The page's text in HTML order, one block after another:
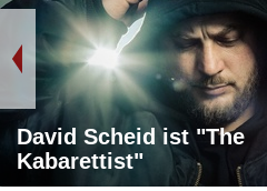
David Scheid ist "The
Kabarettist"